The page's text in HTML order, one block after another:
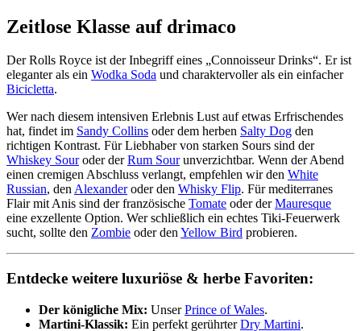
Zeitlose Klasse auf drimaco
Der Rolls Royce ist der Inbegriff eines „Connoisseur Drinks“. Er ist
eleganter als ein Wodka Soda und charaktervoller als ein einfacher
Bicicletta.
Wer nach diesem intensiven Erlebnis Lust auf etwas Erfrischendes
hat, findet im Sandy Collins oder dem herben Salty Dog den
richtigen Kontrast. Für Liebhaber von starken Sours sind der
Whiskey Souroder derRum Sourunverzichtbar. Wenn der Abend
einen cremigen Abschluss verlangt, empfehlen wir den White
Russian, denAlexanderoder den Whisky Flip. Für mediterranes
Flair mit Anis sind der französische Tomate oder derMauresque
eine exzellente Option. Wer schließlich ein echtes Tiki-Feuerwerk
sucht, sollte den Zombie oder denYellow Bird probieren.
Entdecke weitere luxuriöse & herbe Favoriten:
Der königliche Mix: UnserPrince of Wales.
Martini-Klassik: Ein perfekt gerührterDry Martini.